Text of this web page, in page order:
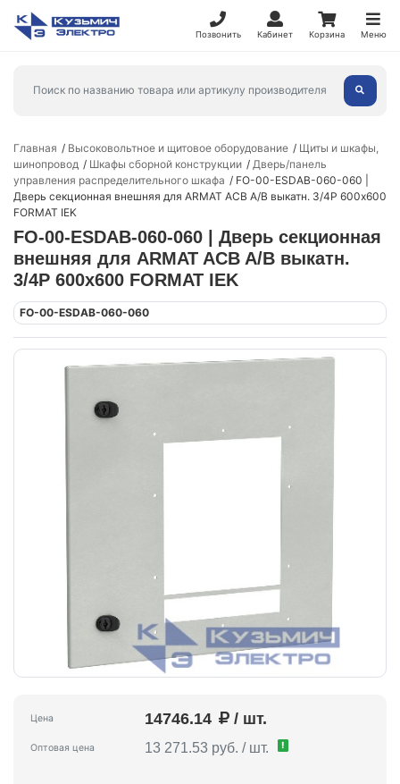
Позвонить Кабинет Корзина Меню
Главная Высоковольтное и щитовое оборудование
Щиты и шкафы,
шинопровод
Шкафы сборной конструкции
Дверь/панель
управления распределительного шкафа
FO-00-ESDAB-060-060 |
Дверь секционная внешняя для ARMAT ACB A/B выкатн. 3/4P 600х600
FORMAT IEK
FO-00-ESDAB-060-060 | Дверь секционная
внешняя для ARMAT ACB A/B выкатн.
3/4P 600х600 FORMAT IEK
FO-00-ESDAB-060-060
Цена 14746.14 / шт.
Оптовая цена 13 271.53 руб. / шт. !